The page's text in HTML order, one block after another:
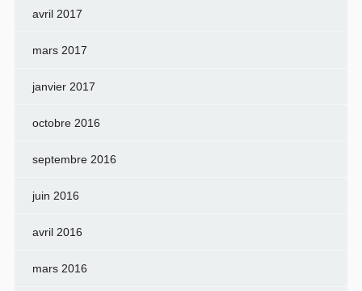
avril 2017
mars 2017
janvier 2017
octobre 2016
septembre 2016
juin 2016
avril 2016
mars 2016